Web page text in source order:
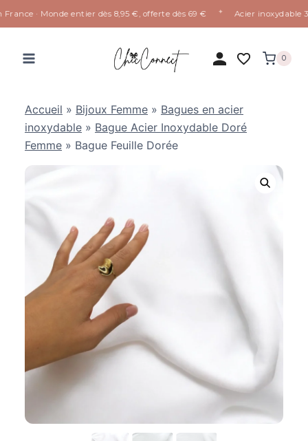
· Monde entier dès 8,95 €, offerte dès 69 € Acier inoxydable
0
Accueil » Bijoux Femme » Bagues en acier
inoxydable » Bague Acier Inoxydable Doré
Femme » Bague Feuille Dorée